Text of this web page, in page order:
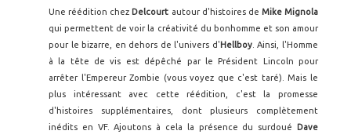
Une réédition chez Delcourt autour d'histoires de Mike Mignola
qui permettent de voir la créativité du bonhomme et son amour
pour le bizarre, en dehors de l'univers d'Hellboy. Ainsi, l'Homme
à la tête de vis est dépêché par le Président Lincoln pour
arrêter l'Empereur Zombie (vous voyez que c'est taré). Mais le
plus intéressant avec cette réédition, c'est la promesse
d'histoires supplémentaires, dont plusieurs complètement
inédits en VF. Ajoutons à cela la présence du surdoué Dave